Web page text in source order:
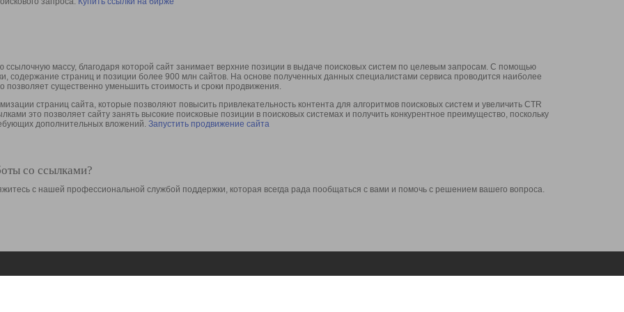
массу, благодаря которой сайт занимает верхние позиции в выдаче поисковых систем по целевым запросам. С помощью
содержание страниц и позиции более 900 млн сайтов. На основе полученных данных специалистами сервиса проводится наиболее
существенно уменьшить стоимость и сроки продвижения.
страниц сайта, которые позволяют повысить привлекательность контента для алгоритмов поисковых систем и увеличить CTR
это позволяет сайту занять высокие поисковые позиции в поисковых системах и получить конкурентное преимущество, поскольку
дополнительных вложений. Запустить продвижение сайта
со ссылками?
с нашей профессиональной службой поддержки, которая всегда рада пообщаться с вами и помочь с решением вашего вопроса.